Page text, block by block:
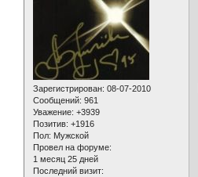
Зарегистрирован: 08-07-2010
Сообщений: 961
Уважение: +3939
Позитив: +1916
Пол: Мужской
Провел на форуме:
1 месяц 25 дней
Последний визит: